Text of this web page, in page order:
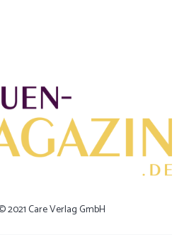
2021 Care Verlag GmbH